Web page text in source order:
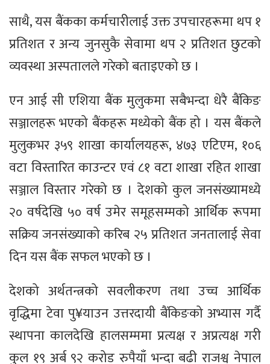
साथै, यस बैंकका कर्मचारीलाई उक्त उपचारहरूमा थप १
प्रतिशत र अन्य जुनसुकै सेवामा थप २ प्रतिशत छुटको
व्यवस्था अस्पतालले गरेको बताइएको छ ।
एन आई सी एशिया बैंक मुलुकमा सबैभन्दा धेरै बैंकिङ
सञ्जालहरू भएको बैंकहरू मध्येको बैंक हो । यस बैंकले
मुलुकभर ३५९ शाखा कार्यालयहरू, ४७३ एटिएम, १०६
वटा विस्तारित काउन्टर एवं ८१ वटा शाखा रहित शाखा
सञ्जाल विस्तार गरेको छ । देशको कुल जनसंख्यामध्ये
२० वर्षदेखि ५० वर्ष उमेर समूहसम्मको आर्थिक रूपमा
सक्रिय जनसंख्याको करिब २५ प्रतिशत जनतालाई सेवा
दिन यस बैंक सफल भएको छ ।
देशको अर्थतन्त्रको सवलीकरण तथा उच्च आर्थिक
वृद्धिमा टेवा पु¥याउन उत्तरदायी बैंकिङको अभ्यास गर्दै
स्थापना कालदेखि हालसम्ममा प्रत्यक्ष र अप्रत्यक्ष गरी
कुल १९ अर्ब ९२ करोड रुपैयाँ भन्दा बढी राजश्व नेपाल